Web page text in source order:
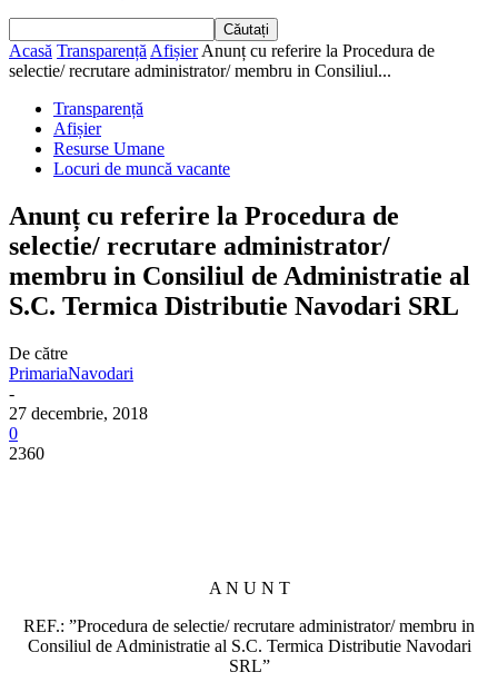
Acasă Transparență Afișier Anunț cu referire la Procedura de
selectie/ recrutare administrator/ membru in Consiliul...
Transparență
Afișier
Resurse Umane
Locuri de muncă vacante
Anunț cu referire la Procedura de
selectie/ recrutare administrator/
membru in Consiliul de Administratie al
S.C. Termica Distributie Navodari SRL
De către
PrimariaNavodari
-
27 decembrie, 2018
0
2360
A N U N T
REF.: ”Procedura de selectie/ recrutare administrator/ membru in
Consiliul de Administratie al S.C. Termica Distributie Navodari
SRL”